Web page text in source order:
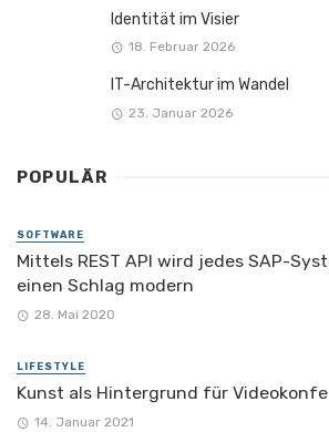
Identität im Visier
18. Februar 2026
IT-Architektur im Wandel
23. Januar 2026
POPULÄR
SOFTWARE
Mittels REST API wird jedes SAP-
einen Schlag modern
28. Mai 2020
LIFESTYLE
Kunst als Hintergrund für
14. Januar 2021